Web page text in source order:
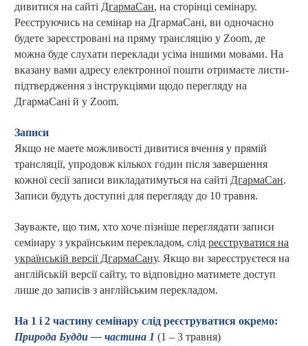
дивитися на сайті ДгармаСан,на сторінці семінару.
Реєструючись на семінар на ДгармаСані, ви одночасно
будете зареєстровані на пряму трансляцію у Zoom, де
можна буде слухати переклади усіма іншими мовами. На
вказану вами адресу електронної пошти отримаєте листи-
підтвердження з інструкціями щодо перегляду на
ДгармаСані й у Zoom.
Записи
Якщо не маете можливості дивитися вчення у прямій
трансляції, упродовж кількох годин після завершення
кожної сесії записи викладатимуться на сайті ДгармаСан.
Записи будуть доступні для перегляду до 10 травня.
Зауважте, що тим, хто хоче пізніше переглядати записи
семінару з українським перекладом, слідреєструватися на
українській версії ДгармаСану. Якщо ви зареєструєтеся на
англійській версії сайту, то відповідно матимете доступ
лише до записів з англійським перекладом.
На 1 і 2 частину семінару слід реєструватися окремо:
Природа Будди — частина 1 (1 – 3травня)